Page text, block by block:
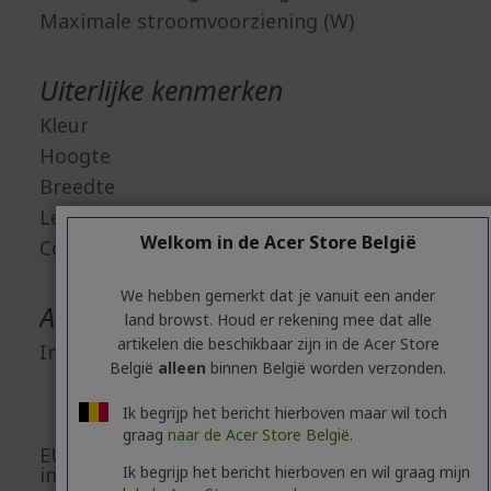
Maximale stroomvoorziening (W)
Uiterlijke kenmerken
Kleur
Hoogte
Breedte
Lengte
Connection Type USB
Algemene productveiligheid
Informatie fabrikant
New Taipei
EU-verantwoordelijke/EU-
importeur
Acer
Welkom in de Acer Store België
We hebben gemerkt dat je vanuit een ander
land browst. Houd er rekening mee dat alle
artikelen die beschikbaar zijn in de Acer Store
België alleen binnen België worden verzonden.
Ik begrijp het bericht hierboven maar wil toch
graag naar de Acer Store België.
Ik begrijp het bericht hierboven en wil graag mijn